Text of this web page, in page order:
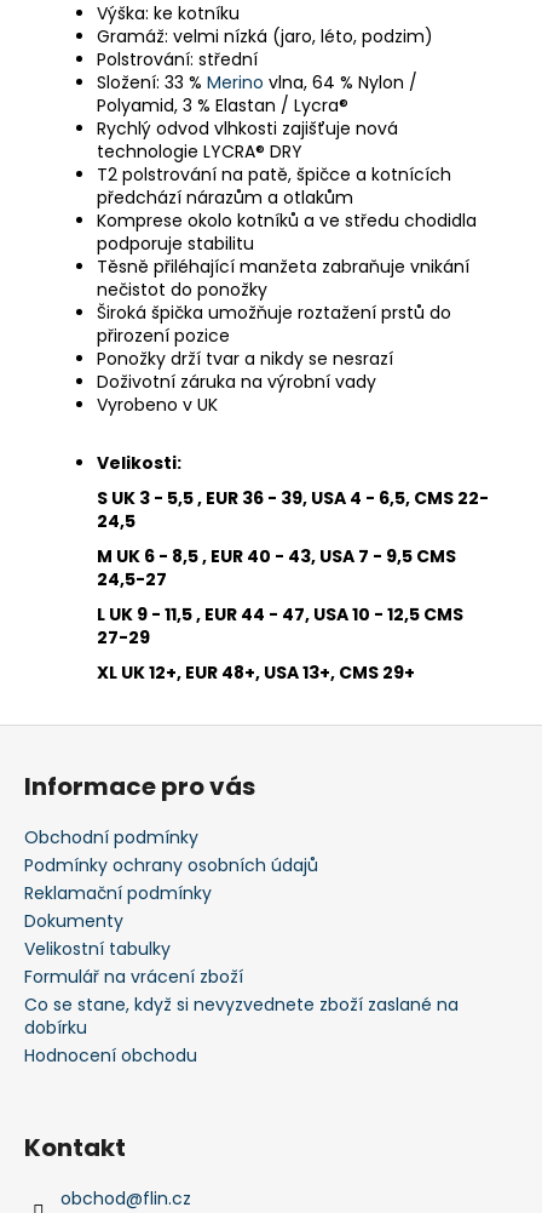
Výška: ke kotníku
Gramáž: velmi nízká (jaro, léto, podzim)
Polstrování: střední
Složení: 33 % Merino vlna, 64 % Nylon /
Polyamid, 3 % Elastan / Lycra®
Rychlý odvod vlhkosti zajišťuje nová
technologie LYCRA® DRY
T2 polstrování na patě, špičce a kotnících
předchází nárazům a otlakům
Komprese okolo kotníků a ve středu chodidla
podporuje stabilitu
Těsně přiléhající manžeta zabraňuje vnikání
nečistot do ponožky
Široká špička umožňuje roztažení prstů do
přirození pozice
Ponožky drží tvar a nikdy se nesrazí
Doživotní záruka na výrobní vady
Vyrobeno v UK
Velikosti:
S UK 3 - 5,5 , EUR 36 - 39, USA 4 - 6,5, CMS 22-
24,5
M UK 6 - 8,5 , EUR 40 - 43, USA 7 - 9,5 CMS
24,5-27
L UK 9 - 11,5 , EUR 44 - 47, USA 10 - 12,5 CMS
27-29
XL UK 12+, EUR 48+, USA 13+, CMS 29+
Informace pro vás
Obchodní podmínky
Podmínky ochrany osobních údajů
Reklamační podmínky
Dokumenty
Velikostní tabulky
Formulář na vrácení zboží
Co se stane, když si nevyzvednete zboží zaslané na
dobírku
Hodnocení obchodu
Kontakt
obchod@flin.cz